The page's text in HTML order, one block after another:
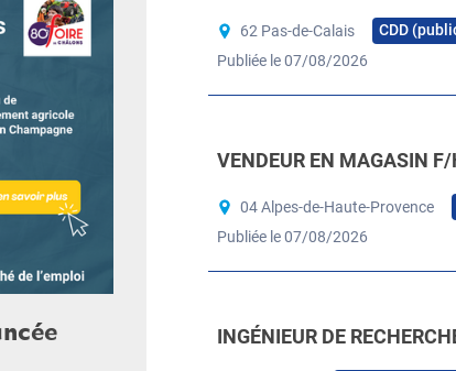
62 Pas-de-Calais
CDD
Publiée le 07/08/2026
VENDEUR EN MAGASIN F/
04 Alpes-de-Haute-Provence
Publiée le 07/08/2026
INGÉNIEUR DE